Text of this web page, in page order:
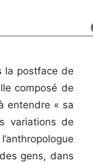
la postface de
composé de
entendre « sa
variations de
gens, dans